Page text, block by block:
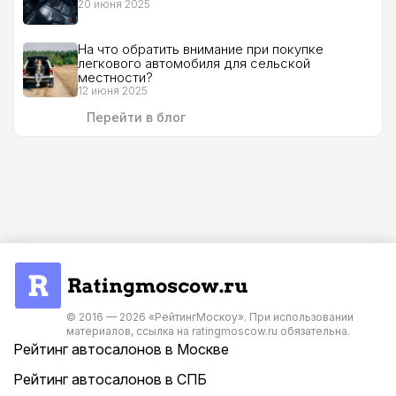
20 июня 2025
На что обратить внимание при покупке
легкового автомобиля для сельской
местности?
12 июня 2025
Перейти в блог
© 2016 — 2026 «РейтингМоскоу». При использовании
материалов, ссылка на ratingmoscow.ru обязательна.
Рейтинг автосалонов в Москве
Рейтинг автосалонов в СПБ